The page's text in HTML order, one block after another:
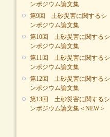
ンポジウム論文集
第9回 土砂災害に関するシ
ンポジウム論文集
第10回 土砂災害に関するシ
ンポジウム論文集
第11回 土砂災害に関するシ
ンポジウム論文集
第12回 土砂災害に関するシ
ンポジウム論文集
第13回 土砂災害に関するシ
ンポジウム論文集＜NEW＞